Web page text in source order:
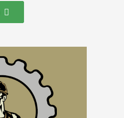
метатегов максимально
оптимизация сайта очень